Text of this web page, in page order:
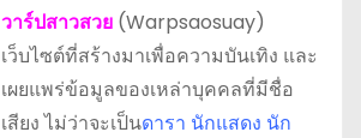
วาร์ปสาวสวย (Warpsaosuay)
เว็บไซต์ที่สร้างมาเพื่อความบันเทิง และ
เผยแพร่ข้อมูลของเหล่าบุคคลที่มีชื่อ
เสียง ไม่ว่าจะเป็นดารา นักแสดง นัก